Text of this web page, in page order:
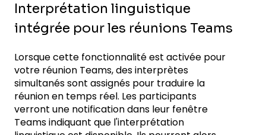
Interprétation linguistique
intégrée pour les réunions Teams
Lorsque cette fonctionnalité est activée pour
votre réunion Teams, des interprètes
simultanés sont assignés pour traduire la
réunion en temps réel. Les participants
verront une notification dans leur fenêtre
Teams indiquant que l'interprétation